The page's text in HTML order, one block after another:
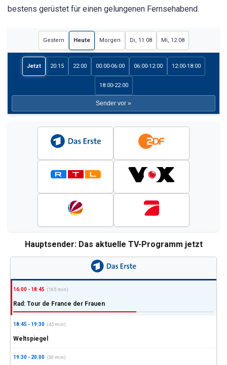
bestens gerüstet für einen gelungenen Fernsehabend.
Gestern Heute Morgen Di, 11.08 Mi, 12.08
Jetzt 20:15 22:00 00:00-06:00 06:00-12:00 12:00-18:00
18:00-22:00
Sender vor »
Hauptsender: Das aktuelle TV-Programm jetzt
16:00 - 18:45 (165 min)
Rad: Tour de France der Frauen
18:45 - 19:30 (45 min)
Weltspiegel
19:30 - 20:00 (30 min)